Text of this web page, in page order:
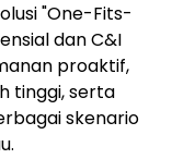
"One-Fits-
dan C&I
proaktif,
tinggi, serta
skenario